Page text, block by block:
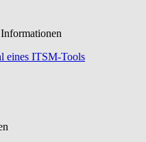
eines ITSM-Tools